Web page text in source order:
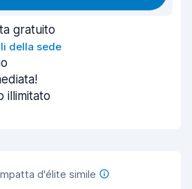
gratuito
della sede
illimitato
d'élite simile